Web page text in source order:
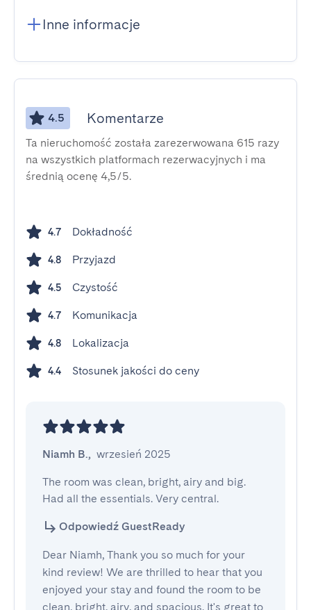
Inne informacje
4.5 Komentarze
Ta nieruchomość została zarezerwowana 615 razy
na wszystkich platformach rezerwacyjnych i ma
średnią ocenę 4,5/5.
4.7 Dokładność
4.8 Przyjazd
4.5 Czystość
4.7 Komunikacja
4.8 Lokalizacja
4.4 Stosunek jakości do ceny
Niamh B., wrzesień 2025
The room was clean, bright, airy and big.
Had all the essentials. Very central.
Odpowiedź GuestReady
Dear Niamh, Thank you so much for your
kind review! We are thrilled to hear that you
enjoyed your stay and found the room to be
clean, bright, airy, and spacious. It's great to